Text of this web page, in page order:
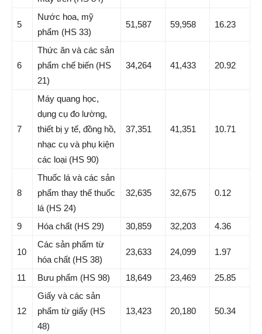
5
Nước hoa, mỹ
phẩm (HS 33)
51,587 59,958 16.23
6
Thức ăn và các sản
phẩm chế biến (HS
21)
34,264 41,433 20.92
7
Máy quang học,
dụng cụ đo lường,
thiết bị y tế, đồng hồ,
nhạc cụ và phụ kiện
các loại (HS 90)
37,351 41,351 10.71
8
Thuốc lá và các sản
phẩm thay thế thuốc
lá (HS 24)
32,635 32,675 0.12
9 Hóa chất (HS 29) 30,859 32,203 4.36
10
Các sản phẩm từ
hóa chất (HS 38)
23,633 24,099 1.97
11 Bưu phẩm (HS 98) 18,649 23,469 25.85
12
Giấy và các sản
phẩm từ giấy (HS
48)
13,423 20,180 50.34